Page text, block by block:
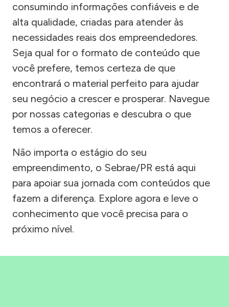
consumindo informações confiáveis e de
alta qualidade, criadas para atender às
necessidades reais dos empreendedores.
Seja qual for o formato de conteúdo que
você prefere, temos certeza de que
encontrará o material perfeito para ajudar
seu negócio a crescer e prosperar. Navegue
por nossas categorias e descubra o que
temos a oferecer.
Não importa o estágio do seu
empreendimento, o Sebrae/PR está aqui
para apoiar sua jornada com conteúdos que
fazem a diferença. Explore agora e leve o
conhecimento que você precisa para o
próximo nível.